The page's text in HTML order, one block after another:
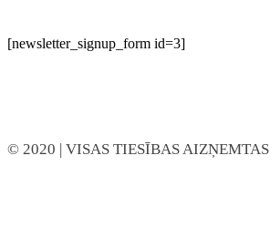
[newsletter_signup_form id=3]
© 2020 | VISAS TIESĪBAS AIZŅEMTAS